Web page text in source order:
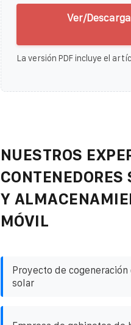
Ver/
La versión PDF incluye el
NUESTROS
CONTENEDORES
Y
MÓVIL
Proyecto de cogeneración
solar